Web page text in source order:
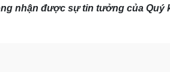
nhận được sự tin tưởng của Quý